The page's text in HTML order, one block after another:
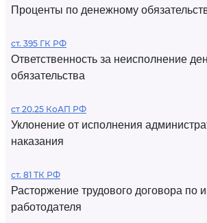
Проценты по денежному
ст. 395 ГК РФ
Ответственность за неисполнение
обязательства
ст 20.25 КоАП РФ
Уклонение от исполнения
наказания
ст. 81 ТК РФ
Расторжение трудового договора по
работодателя